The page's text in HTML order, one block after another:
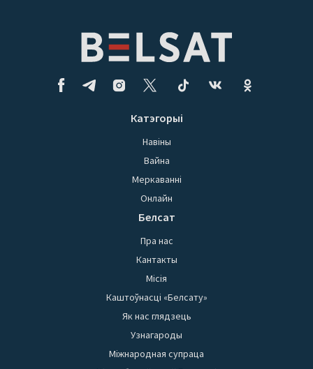
Катэгорыі
Навіны
Вайна
Меркаванні
Онлайн
Белсат
Пра нас
Кантакты
Місія
Каштоўнасці «Белсату»
Як нас глядзець
Узнагароды
Міжнародная супраца